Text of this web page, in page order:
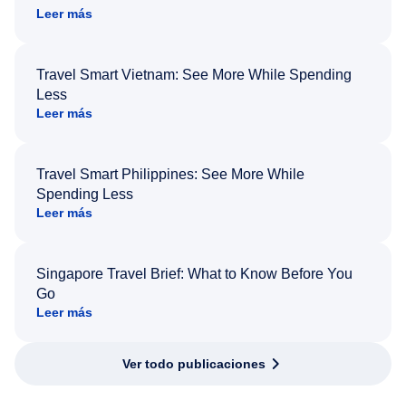
Leer más
Travel Smart Vietnam: See More While Spending
Less
Leer más
Travel Smart Philippines: See More While
Spending Less
Leer más
Singapore Travel Brief: What to Know Before You
Go
Leer más
Ver todo publicaciones